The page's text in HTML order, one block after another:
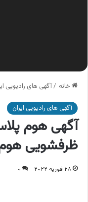
خانه /آگهی های رادیویی
آگهی های رادیویی ایران
آگهی هوم
ظرفشویی
۲۸ فوریه ۲۰۲۲ ۰